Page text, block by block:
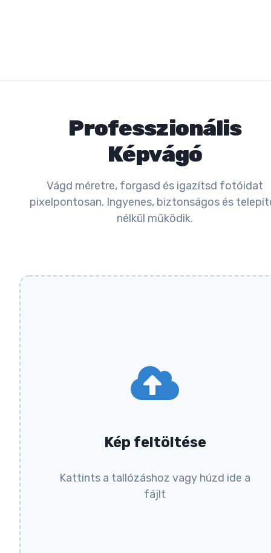
Professzionális
Képvágó
Vágd méretre, forgasd és igazítsd fotóidat
pixelpontosan. Ingyenes, biztonságos és
nélkül működik.
Kép feltöltése
Kattints a tallózáshoz vagy húzd ide a
fájlt